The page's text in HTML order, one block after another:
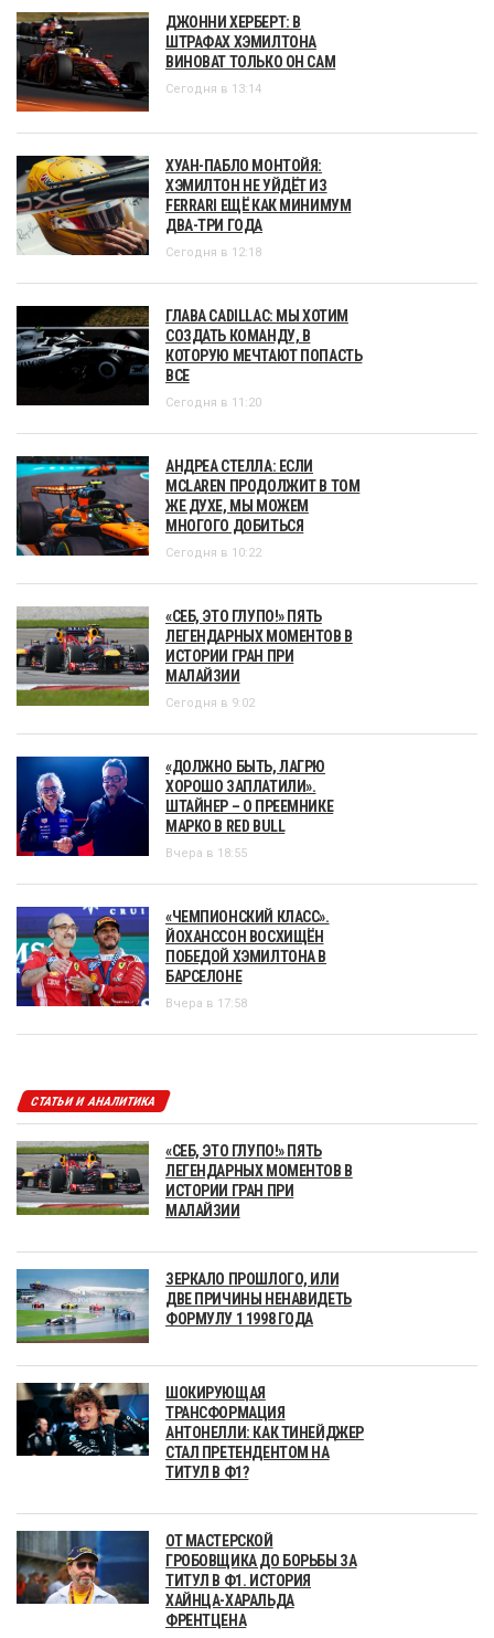
ДЖОННИ ХЕРБЕРТ: В
ШТРАФАХ ХЭМИЛТОНА
ВИНОВАТ ТОЛЬКО ОН САМ
Сегодня в 13:14
ХУАН-ПАБЛО МОНТОЙЯ:
ХЭМИЛТОН НЕ УЙДЁТ ИЗ
FERRARI ЕЩЁ КАК МИНИМУМ
ДВА-ТРИ ГОДА
Сегодня в 12:18
ГЛАВА CADILLAC: МЫ ХОТИМ
СОЗДАТЬ КОМАНДУ, В
КОТОРУЮ МЕЧТАЮТ ПОПАСТЬ
ВСЕ
Сегодня в 11:20
АНДРЕА СТЕЛЛА: ЕСЛИ
MCLAREN ПРОДОЛЖИТ В ТОМ
ЖЕ ДУХЕ, МЫ МОЖЕМ
МНОГОГО ДОБИТЬСЯ
Сегодня в 10:22
«СЕБ, ЭТО ГЛУПО!» ПЯТЬ
ЛЕГЕНДАРНЫХ МОМЕНТОВ В
ИСТОРИИ ГРАН ПРИ
МАЛАЙЗИИ
Сегодня в 9:02
«ДОЛЖНО БЫТЬ, ЛАГРЮ
ХОРОШО ЗАПЛАТИЛИ».
ШТАЙНЕР – О ПРЕЕМНИКЕ
МАРКО В RED BULL
Вчера в 18:55
«ЧЕМПИОНСКИЙ КЛАСС».
ЙОХАНССОН ВОСХИЩЁН
ПОБЕДОЙ ХЭМИЛТОНА В
БАРСЕЛОНЕ
Вчера в 17:58
СТАТЬИ И АНАЛИТИКА
«СЕБ, ЭТО ГЛУПО!» ПЯТЬ
ЛЕГЕНДАРНЫХ МОМЕНТОВ В
ИСТОРИИ ГРАН ПРИ
МАЛАЙЗИИ
ЗЕРКАЛО ПРОШЛОГО, ИЛИ
ДВЕ ПРИЧИНЫ НЕНАВИДЕТЬ
ФОРМУЛУ 1 1998 ГОДА
ШОКИРУЮЩАЯ
ТРАНСФОРМАЦИЯ
АНТОНЕЛЛИ: КАК ТИНЕЙДЖЕР
СТАЛ ПРЕТЕНДЕНТОМ НА
ТИТУЛ В Ф1?
ОТ МАСТЕРСКОЙ
ГРОБОВЩИКА ДО БОРЬБЫ ЗА
ТИТУЛ В Ф1. ИСТОРИЯ
ХАЙНЦА-ХАРАЛЬДА
ФРЕНТЦЕНА